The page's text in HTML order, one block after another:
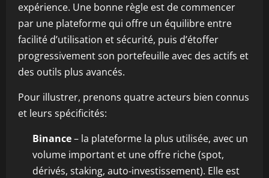
expérience. Une bonne règle est de commencer
par une plateforme qui offre un équilibre entre
facilité d’utilisation et sécurité, puis d’étoffer
progressivement son portefeuille avec des actifs et
des outils plus avancés.
Pour illustrer, prenons quatre acteurs bien connus
et leurs spécificités:
Binance– la plateforme la plus utilisée, avec un
volume important et une offre riche (spot,
dérivés, staking, auto‑investissement). Elle est